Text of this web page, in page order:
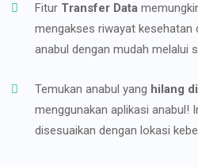
Fitur Transfer Data
mengakses riwayat kesehatan
anabul dengan mudah melalui
Temukan anabul yang hilang
menggunakan aplikasi anabul!
disesuaikan dengan lokasi